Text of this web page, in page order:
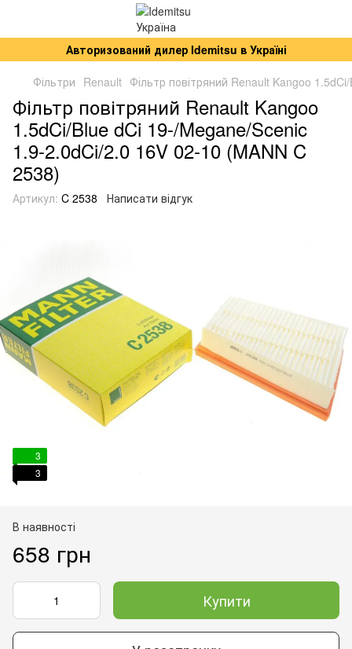
Авторизований дилер Idemitsu в Україні
Фільтри Renault Фільтр повітряний Renault Kangoo
Фільтр повітряний Renault Kangoo
1.5dCi/Blue dCi 19-/Megane/Scenic
1.9-2.0dCi/2.0 16V 02-10 (MANN C
2538)
Артикул: C 2538 Написати відгук
3
3
В наявності
658 грн
Купити